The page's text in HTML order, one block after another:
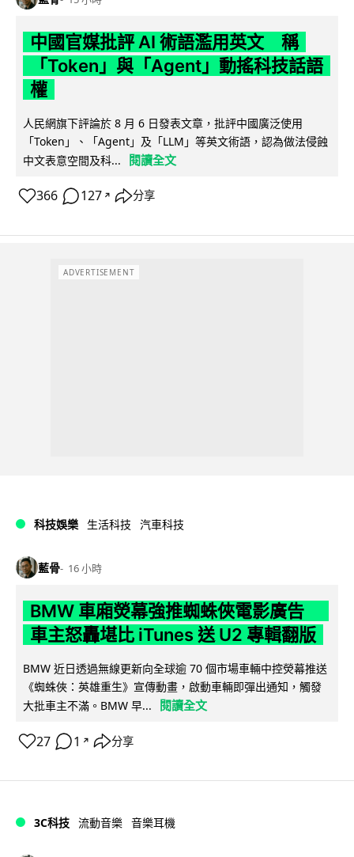
中國官媒批評 AI 術語濫用英文 稱
「Token」與「Agent」動搖科技話語
權
人民網旗下評論於 8 月 6 日發表文章，批評中國廣泛使用
「Token」、「Agent」及「LLM」等英文術語，認為做法侵蝕
中文表意空間及科...
閱讀全文
366 127 ↗ 分享
ADVERTISEMENT
科技娛樂 生活科技 汽車科技
藍骨 16 小時
BMW 車廂熒幕強推蜘蛛俠電影廣告
車主怒轟堪比 iTunes 送 U2 專輯翻版
BMW 近日透過無線更新向全球逾 70 個市場車輛中控熒幕推送
《蜘蛛俠：英雄重生》宣傳動畫，啟動車輛即彈出通知，觸發
大批車主不滿。BMW 早...
閱讀全文
27 1 ↗ 分享
3C科技 流動音樂 音樂耳機